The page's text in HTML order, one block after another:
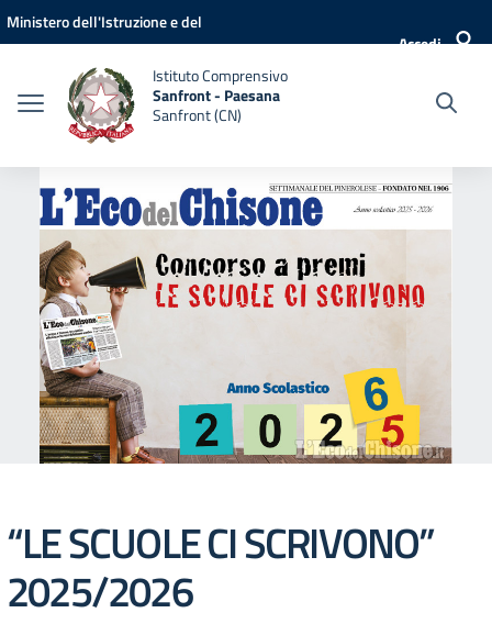
Vai ai contenuti
Vai al menu di navigazione
Vai al footer
Ministero dell'Istruzione e del
Accedi
Istituto Comprensivo
Sanfront - Paesana
Sanfront (CN)
“LE SCUOLE CI SCRIVONO”
2025/2026